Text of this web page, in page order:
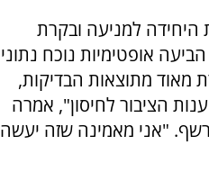
היחידה למניעה ובקרת
אופטימיות נוכח נתוני
מאוד מתוצאות הבדיקות,
הציבור לחיסון", אמרה
רשף. "אני מאמינה שזה יעשה